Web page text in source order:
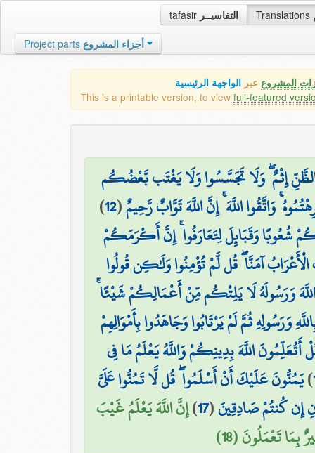
tafasir التفاسيــر Translations
Project parts أجزاء المشروع
المشروع عبر الواجهة الرئيسية
This is a printable version, to view full-featured
الظَّنِّ إِثْمٌ ۖ وَلَا تَجَسَّسُوا وَلَا يَغْتَب بَّعْضُكُم
وَاتَّقُوا اللَّهَ ۚ إِنَّ اللَّهَ تَوَّابٌ رَّحِيمٌ(
12
)
شُعُوبًا وَقَبَائِلَ لِتَعَارَفُوا ۚ إِنَّ أَكْرَمَكُمْ
آمَنَّا ۖ قُل لَّمْ تُؤْمِنُوا وَلَٰكِن قُولُوا
وَرَسُولَهُ لَا يَلِتْكُم مِّنْ أَعْمَالِكُمْ شَيْئًا
وَرَسُولِهِ ثُمَّ لَمْ يَرْتَابُوا وَجَاهَدُوا بِأَمْوَالِهِمْ
أَتُعَلِّمُونَ اللَّهَ بِدِينِكُمْ وَاللَّهُ يَعْلَمُ مَا فِي
)يَمُنُّونَ عَلَيْكَ أَنْ أَسْلَمُوا ۖ قُل لَّا تَمُنُّوا عَلَيَّ
إِن كُنتُمْ صَادِقِينَ(
17
)إِنَّ اللَّهَ يَعْلَمُ غَيْبَ
تَعْمَلُونَ (18)